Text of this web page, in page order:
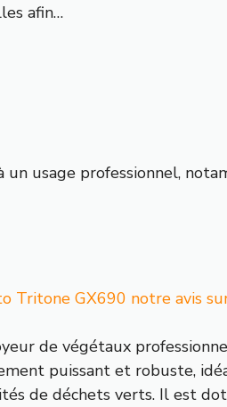
afin…
usage professionnel,
Tritone GX690 notre avis
de végétaux
puissant et robuste,
de déchets verts. Il est